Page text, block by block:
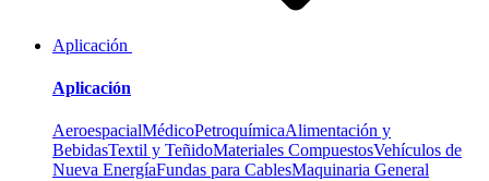
Aplicación
Aplicación
AeroespacialMédicoPetroquímicaAlimentación y
BebidasTextil y TeñidoMateriales CompuestosVehículos de
Nueva EnergíaFundas para CablesMaquinaria General